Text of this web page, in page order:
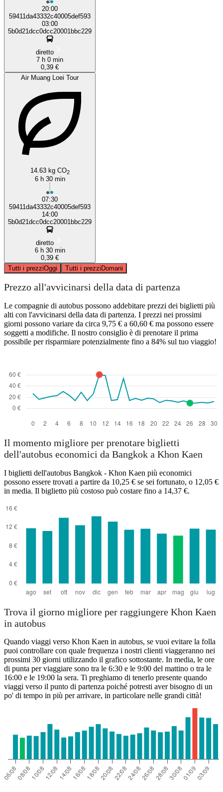
20:00
59411da43332c40005def593
03:00
5b0d21dcc0dcc20001bbc229
diretto
7 h 0 min
0,39 €
Air Muang Loei Tour
14.63 kg CO2
6 h 30 min
07:30
59411da43332c40005def593
14:00
5b0d21dcc0dcc20001bbc229
diretto
6 h 30 min
0,39 €
Tutti i prezziOggi Tutti i prezziDomani
Prezzo all'avvicinarsi della data di partenza
Le compagnie di autobus possono addebitare prezzi dei biglietti più
alti con l'avvicinarsi della data di partenza. I prezzi nei prossimi
giorni possono variare da circa 9,75 € a 60,60 € ma possono essere
soggetti a modifiche. Il nostro consiglio è di prenotare il prima
possibile per risparmiare potenzialmente fino a 84% sul tuo viaggio!
Il momento migliore per prenotare biglietti
dell'autobus economici da Bangkok a Khon Kaen
I biglietti dell'autobus Bangkok - Khon Kaen più economici
possono essere trovati a partire da 10,25 € se sei fortunato, o 12,05 €
in media. Il biglietto più costoso può costare fino a 14,37 €.
Trova il giorno migliore per raggiungere Khon Kaen
in autobus
Quando viaggi verso Khon Kaen in autobus, se vuoi evitare la folla
puoi controllare con quale frequenza i nostri clienti viaggeranno nei
prossimi 30 giorni utilizzando il grafico sottostante. In media, le ore
di punta per viaggiare sono tra le 6:30 e le 9:00 del mattino o tra le
16:00 e le 19:00 la sera. Ti preghiamo di tenerlo presente quando
viaggi verso il punto di partenza poiché potresti aver bisogno di un
po' di tempo in più per arrivare, in particolare nelle grandi città!